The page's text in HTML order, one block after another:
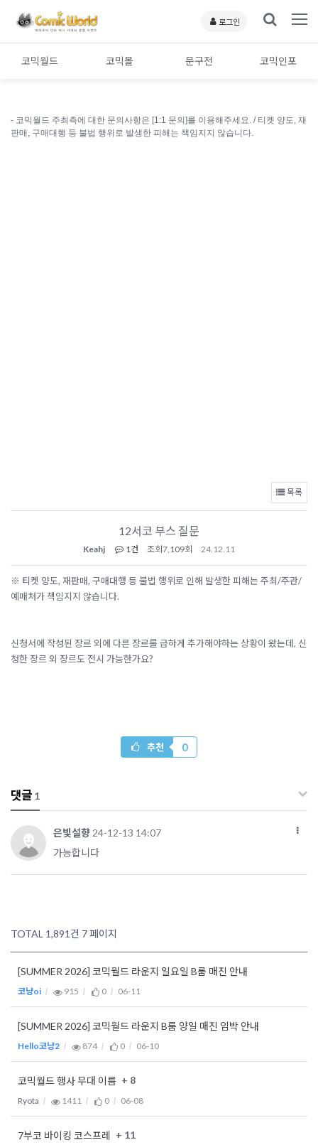
로그인
코믹월드 코믹몰 문구전 코믹인포
- 코믹월드 주최측에 대한 문의사항은 [1:1 문의]를 이용해주세요. / 티켓 양도, 재
판매, 구매대행 등 불법 행위로 발생한 피해는 책임지지 않습니다.
목록
12서코 부스 질문
Keahj 1건 조회 7,109회 24.12.11
※ 티켓 양도, 재판매, 구매대행 등 불법 행위로 인해 발생한 피해는 주최/주관/
예매처가 책임지지 않습니다.
신청서에 작성된 장르 외에 다른 장르를 급하게 추가해야하는 상황이 왔는데, 신
청한 장르 외 장르도 전시 가능한가요?
추천 0
댓글 1
은빛설향 24-12-13 14:07
가능합니다
TOTAL 1,891건 7 페이지
[SUMMER 2026] 코믹월드 라운지 일요일 B룸 매진 안내
코냥oi 915 0 06-11
[SUMMER 2026] 코믹월드 라운지 B룸 양일 매진 임박 안내
Hello코냥2 874 0 06-10
코믹월드 행사 무대 이름 + 8
Ryota 1411 0 06-08
7부코 바이킹 코스프레 + 11